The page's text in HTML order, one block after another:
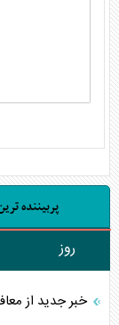
پربیننده
روز
خبر جدید از